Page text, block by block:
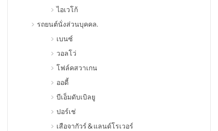
ไอเวโก้
รถยนต์นั่งส่วนบุคคล.
เบนซ์
วอลโว่
โฟล์คสวาเกน
ออดี้
บีเอ็มดับเบิลยู
ปอร์เช่
เสือจากัวร์＆แลนด์โรเวอร์